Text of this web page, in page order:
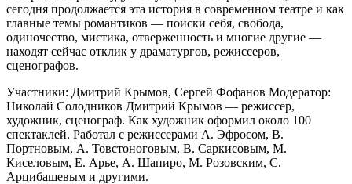
сегодня продолжается эта история в современном театре и как
главные темы романтиков — поиски себя, свобода,
одиночество, мистика, отверженность и многие другие —
находят сейчас отклик у драматургов, режиссеров,
сценографов.
Участники: Дмитрий Крымов, Сергей Фофанов Модератор:
Николай Солодников Дмитрий Крымов — режиссер,
художник, сценограф. Как художник оформил около 100
спектаклей. Работал с режиссерами А. Эфросом, В.
Портновым, А. Товстоноговым, В. Саркисовым, М.
Киселовым, Е. Арье, А. Шапиро, М. Розовским, С.
Арцибашевым и другими.